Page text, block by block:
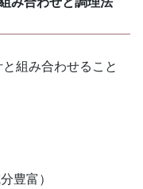
組み合わせること
豊富）